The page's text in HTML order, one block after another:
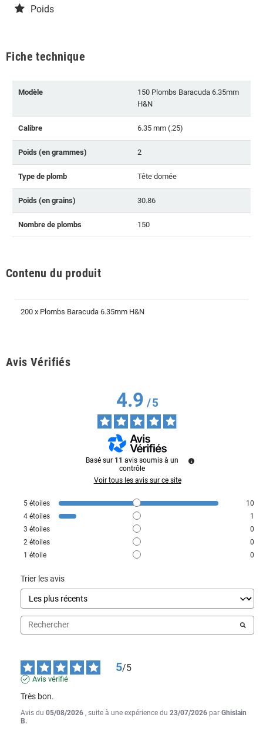
Poids
Fiche technique
Modèle
150 Plombs Baracuda 6.35mm
H&N
Calibre 6.35 mm (.25)
Poids (en grammes) 2
Type de plomb Tête domée
Poids (en grains) 30.86
Nombre de plombs 150
Contenu du produit
200 x Plombs Baracuda 6.35mm H&N
Avis Vérifiés
4.9/5
Basé sur 11 avis soumis à un
contrôle
Voir tous les avis sur ce site
5 étoiles
10
4 étoiles
1
3 étoiles
0
2 étoiles
0
1 étoile 0
Trier les avis
5/5
Avis vérifié
Très bon.
Avis du 05/08/2026 , suite à une expérience du 23/07/2026 par Ghislain
B.